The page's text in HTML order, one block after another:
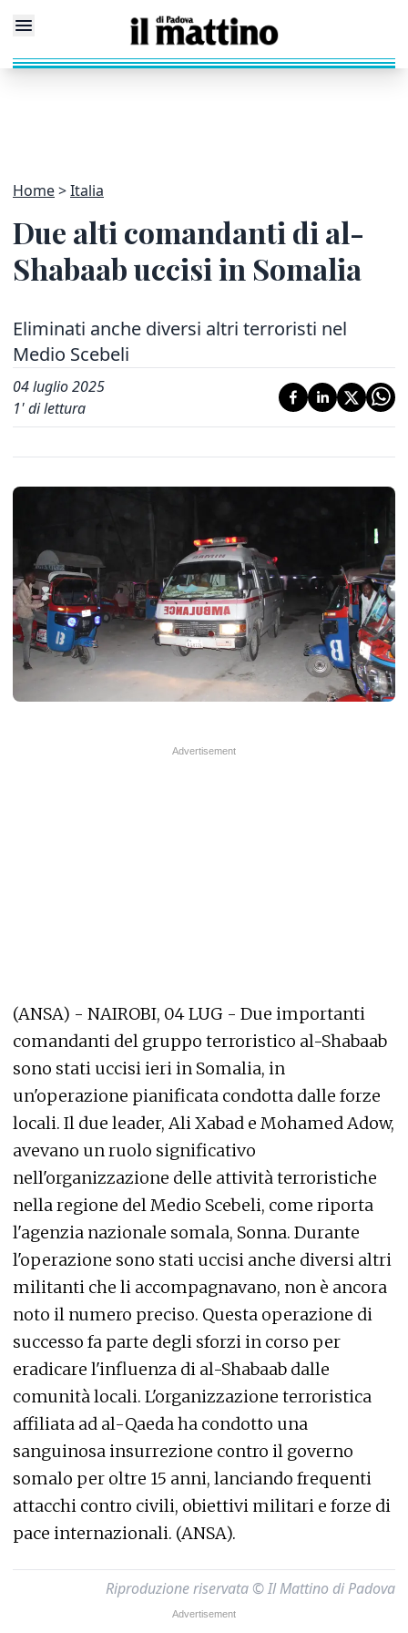
Home Italia
Due alti comandanti di al-
Shabaab uccisi in Somalia
Eliminati anche diversi altri terroristi nel
Medio Scebeli
04 luglio 2025
1' di lettura
(ANSA) - NAIROBI, 04 LUG - Due importanti
comandanti del gruppo terroristico al-Shabaab
sono stati uccisi ieri in Somalia, in
un'operazione pianificata condotta dalle forze
locali. Il due leader, Ali Xabad e Mohamed Adow,
avevano un ruolo significativo
nell'organizzazione delle attività terroristiche
nella regione del Medio Scebeli, come riporta
l'agenzia nazionale somala, Sonna. Durante
l'operazione sono stati uccisi anche diversi altri
militanti che li accompagnavano, non è ancora
noto il numero preciso. Questa operazione di
successo fa parte degli sforzi in corso per
eradicare l'influenza di al-Shabaab dalle
comunità locali. L'organizzazione terroristica
affiliata ad al-Qaeda ha condotto una
sanguinosa insurrezione contro il governo
somalo per oltre 15 anni, lanciando frequenti
attacchi contro civili, obiettivi militari e forze di
pace internazionali. (ANSA).
Riproduzione riservata © Il Mattino di Padova